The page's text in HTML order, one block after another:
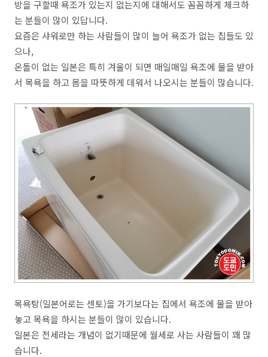
방을 구할때 욕조가 있는지 없는지에 대해서도 꼼꼼하게 체크하
는 분들이 많이 있답니다.
요즘은 샤워로만 하는 사람들이 많이 늘어 욕조가 없는 집들도 있
으나,
온돌이 없는 일본은 특히 겨울이 되면 매일매일 욕조에 물을 받아
서 목욕을 하고 몸을 따뜻하게 데워서 나오시는 분들이 많습니다.
목욕탕(일본어로는 센토)을 가기보다는 집에서 욕조에 물을 받아
놓고 목욕을 하시는 분들이 많이 있습니다.
일본은 전세라는 개념이 없기때문에 월세로 사는 사람들이 꽤 많
습니다.